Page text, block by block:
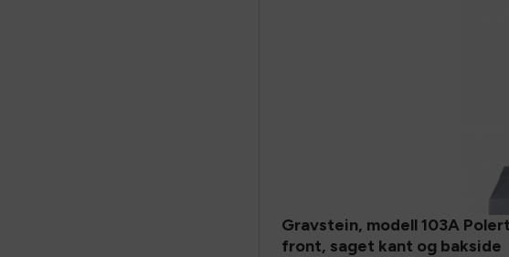
Gravstein, modell 103A Polert
front, saget kant og bakside